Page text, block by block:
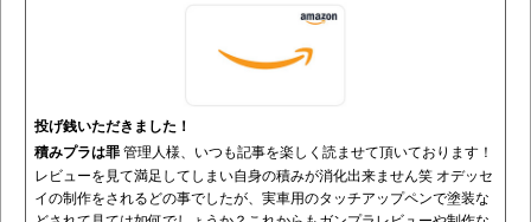
投げ銭いただきました！
積みプラは罪管理人様、いつも記事を楽しく読ませて頂いております！
レビューを見て満足してしまい自身の積みが消化出来ません笑 オデッセ
イの制作をされるどの事でしたが、実車用のタッチアップペンで塗装な